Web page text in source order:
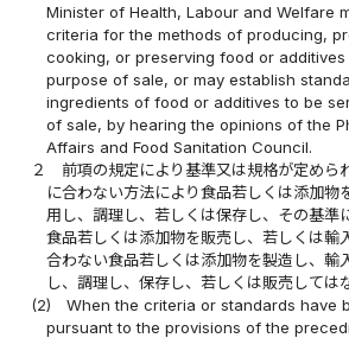
Minister of Health, Labour and Welfare
criteria for the methods of producing,
cooking, or preserving food or
purpose of sale, or may establish
ingredients of food or additives to be
of sale, by hearing the opinions of the
Affairs and Food Sanitation Council.
２
前項の規定により基準又は規格が定めら
に合わない方法により食品若しくは添加物
用し、調理し、若しくは保存し、その基準
食品若しくは添加物を販売し、若しくは輸
合わない食品若しくは添加物を製造し、輸
し、調理し、保存し、若しくは販売しては
(2)
When the criteria or standards have
pursuant to the provisions of the